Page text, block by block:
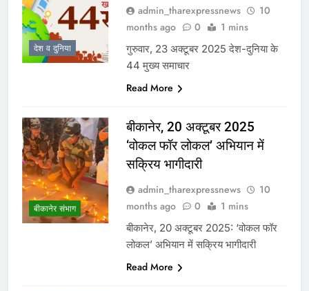
देश व दुनिया
admin_tharexpressnews
10
months ago
0 1 mins
गुरुवार, 23 अक्टूबर 2025 देश-दुनिया के
44 मुख्य समाचार
Read More
बीकानेर संभाग
बीकानेर, 20 अक्टूबर 2025
‘वोकल फॉर लोकल’ अभियान में
सक्रिय भागीदारी
admin_tharexpressnews
10
months ago
0 1 mins
बीकानेर, 20 अक्टूबर 2025: ‘वोकल फॉर
लोकल’ अभियान में सक्रिय भागीदारी
Read More